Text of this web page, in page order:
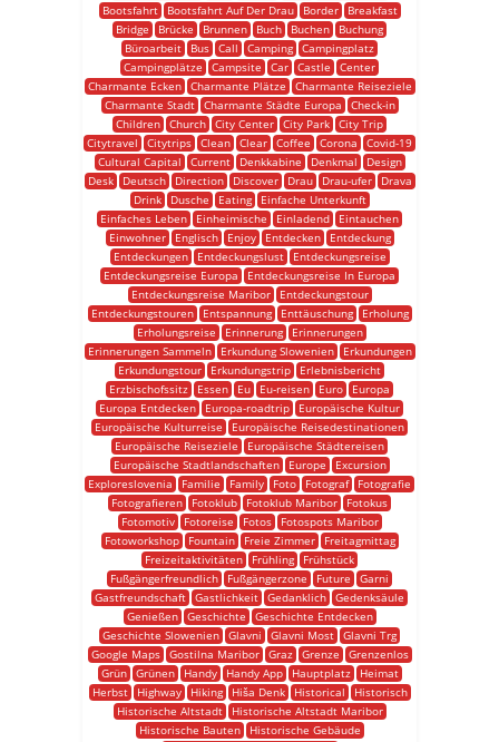
Bootsfahrt
Bootsfahrt Auf Der Drau Border
Breakfast
Bridge
Brücke Brunnen Buch Buchen
Buchung
Büroarbeit
Bus Call Camping Campingplatz
Campingplätze
Campsite Car Castle
Center
Charmante Ecken
Charmante Plätze
Charmante Reiseziele
Charmante Stadt
Charmante Städte Europa
Check-in
Children Church City Center City Park City Trip
Citytravel
Citytrips Clean Clear Coffee Corona
Covid-19
Cultural Capital
Current Denkkabine Denkmal
Design
Desk
Deutsch Direction Discover Drau Drau-ufer
Drava
Drink
Dusche Eating
Einfache Unterkunft
Einfaches Leben
Einheimische Einladend
Eintauchen
Einwohner
Englisch Enjoy Entdecken
Entdeckung
Entdeckungen
Entdeckungslust
Entdeckungsreise
Entdeckungsreise Europa
Entdeckungsreise In Europa
Entdeckungsreise Maribor
Entdeckungstour
Entdeckungstouren
Entspannung Enttäuschung
Erholung
Erholungsreise
Erinnerung
Erinnerungen
Erinnerungen Sammeln
Erkundung Slowenien
Erkundungen
Erkundungstour
Erkundungstrip
Erlebnisbericht
Erzbischofssitz
Essen Eu Eu-reisen Euro
Europa
Europa Entdecken
Europa-roadtrip
Europäische Kultur
Europäische Kulturreise
Europäische Reisedestinationen
Europäische Reiseziele
Europäische Städtereisen
Europäische Stadtlandschaften
Europe
Excursion
Exploreslovenia
Familie Family Foto Fotograf
Fotografie
Fotografieren
Fotoklub Fotoklub Maribor
Fotokus
Fotomotiv
Fotoreise Fotos
Fotospots Maribor
Fotoworkshop
Fountain Freie Zimmer
Freitagmittag
Freizeitaktivitäten
Frühling
Frühstück
Fußgängerfreundlich
Fußgängerzone Future
Garni
Gastfreundschaft Gastlichkeit Gedanklich Gedenksäule
Genießen
Geschichte
Geschichte Entdecken
Geschichte Slowenien Glavni Glavni Most Glavni Trg
Google Maps
Gostilna Maribor Graz Grenze
Grenzenlos
Grün
Grünen Handy Handy App Hauptplatz
Heimat
Herbst
Highway Hiking Hiša Denk Historical
Historisch
Historische Altstadt
Historische Altstadt Maribor
Historische Bauten
Historische Gebäude